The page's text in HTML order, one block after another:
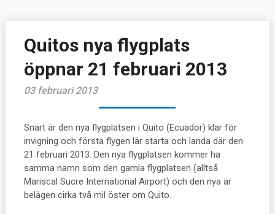
Quitos nya flygplats
öppnar 21 februari 2013
03 februari 2013
Snart är den nya flygplatsen i Quito (Ecuador) klar för
invigning och första flygen lär starta och landa där den
21 februari 2013. Den nya flygplatsen kommer ha
samma namn som den gamla flygplatsen (alltså
Mariscal Sucre International Airport) och den nya är
belägen cirka två mil öster om Quito.